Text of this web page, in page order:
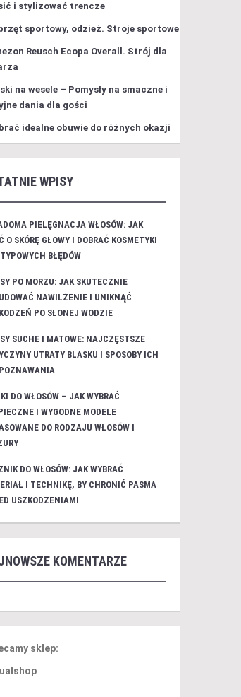
i stylizować trencze
sportowy, odzież. Stroje sportowe
Reusch Ecopa Overall. Strój dla
na wesele – Pomysły na smaczne i
dania dla gości
idealne obuwie do różnych okazji
WPISY
PIELĘGNACJA WŁOSÓW: JAK
O SKÓRĘ GŁOWY I DOBRAĆ KOSMETYKI
BŁĘDÓW
PO MORZU: JAK SKUTECZNIE
NAWILŻENIE I UNIKNĄĆ
PO SŁONEJ WODZIE
SUCHE I MATOWE: NAJCZĘSTSZE
UTRATY BLASKU I SPOSOBY ICH
DO WŁOSÓW – JAK WYBRAĆ
I WYGODNE MODELE
DO RODZAJU WŁOSÓW I
DO WŁOSÓW: JAK WYBRAĆ
I TECHNIKĘ, BY CHRONIĆ PASMA
USZKODZENIAMI
KOMENTARZE
sklep: